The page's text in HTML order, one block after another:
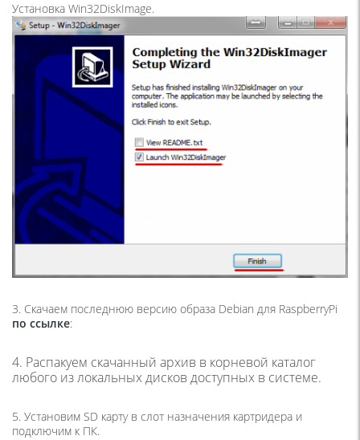
Установка Win32DiskImage.
3. Скачаем последнюю версию образа Debian для RaspberryPi
по ссылке:
4. Распакуем скачанный архив в корневой каталог
любого из локальных дисков доступных в системе.
5. Установим SD карту в слот назначения картридера и
подключим к ПК.